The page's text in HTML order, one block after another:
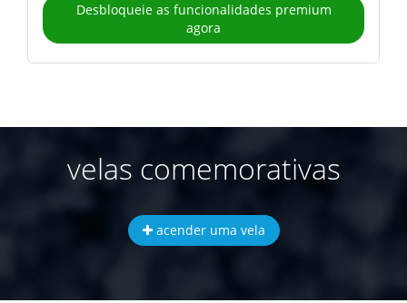
Desbloqueie as funcionalidades premium
agora
velas comemorativas
acender uma vela